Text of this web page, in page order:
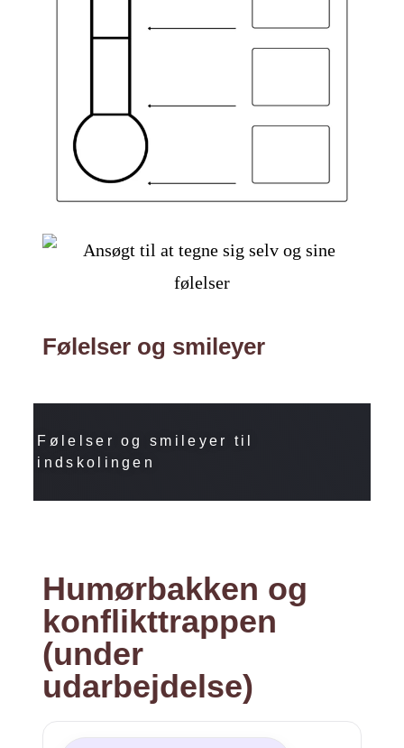
Følelser og smileyer
Følelser og smileyer til
indskolingen
Humørbakken og
konflikttrappen
(under
udarbejdelse)